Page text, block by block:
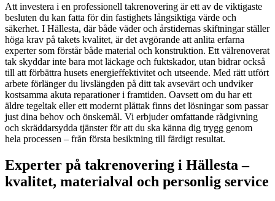
Att investera i en professionell takrenovering är ett av de viktigaste
besluten du kan fatta för din fastighets långsiktiga värde och
säkerhet. I Hällesta, där både väder och årstidernas skiftningar ställer
höga krav på takets kvalitet, är det avgörande att anlita erfarna
experter som förstår både material och konstruktion. Ett välrenoverat
tak skyddar inte bara mot läckage och fuktskador, utan bidrar också
till att förbättra husets energieffektivitet och utseende. Med rätt utfört
arbete förlänger du livslängden på ditt tak avsevärt och undviker
kostsamma akuta reparationer i framtiden. Oavsett om du har ett
äldre tegeltak eller ett modernt plåttak finns det lösningar som passar
just dina behov och önskemål. Vi erbjuder omfattande rådgivning
och skräddarsydda tjänster för att du ska känna dig trygg genom
hela processen – från första besiktning till färdigt resultat.
Experter på takrenovering i Hällesta –
kvalitet, materialval och personlig service